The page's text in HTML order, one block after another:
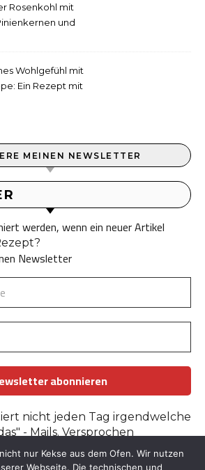
Rosenkohl mit
und
Wohlgefühl mit
Ein Rezept mit
MEINEN NEWSLETTER
werden, wenn ein neuer Artikel
Newsletter
nicht jeden Tag irgendwelche
- Mails. Versprochen
Datenschutzerklärung.
nur Kekse aus dem Ofen. Wir nutzen
Webseite. Die technischen und